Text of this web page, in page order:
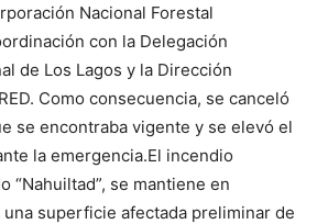
Nacional Forestal
con la Delegación
de Los Lagos y la Dirección
Como consecuencia, se canceló
se encontraba vigente y se elevó el
la emergencia.El incendio
“Nahuiltad”, se mantiene en
superficie afectada preliminar de